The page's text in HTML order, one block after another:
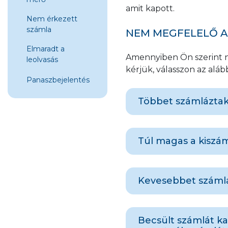
Nem érkezett
számla
Elmaradt a
leolvasás
Panaszbejelentés
amit kapott.
NEM MEGFELELŐ
Amennyiben Ön szerint
kérjük, válasszon az
Többet
Amennyiben Önnek
elszámolást a
kérjük, szíveskedjen
azt a soron
Túl magas a
Amennyiben úgy
a fogyasztási
azt, hogy nincs-e
Ehhez a vízmérőn
Kevesebbet
Ez esetben
szíveskedjen
Becsült számlát